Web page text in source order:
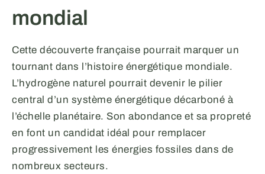
mondial
Cette découverte française pourrait marquer un
tournant dans l’histoire énergétique mondiale.
L’hydrogène naturel pourrait devenir le pilier
central d’un système énergétique décarboné à
l’échelle planétaire. Son abondance et sa propreté
en font un candidat idéal pour remplacer
progressivement les énergies fossiles dans de
nombreux secteurs.